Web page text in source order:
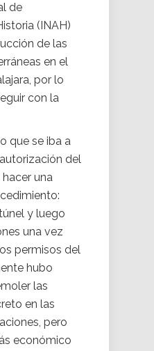
de
(INAH)
de las
en el
por lo
con la
que se iba a
del
hacer una
y luego
una vez
permisos del
hubo
las
en las
pero
económico